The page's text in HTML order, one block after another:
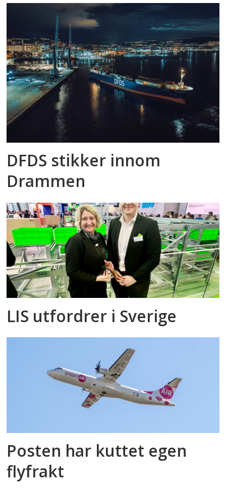
DFDS stikker innom
Drammen
LIS utfordrer i Sverige
Posten har kuttet egen
flyfrakt